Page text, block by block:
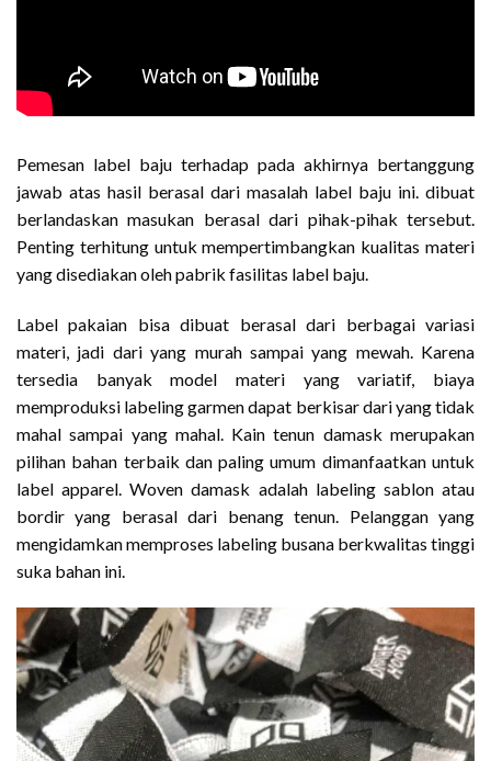
Pemesan label baju terhadap pada akhirnya bertanggung
jawab atas hasil berasal dari masalah label baju ini. dibuat
berlandaskan masukan berasal dari pihak-pihak tersebut.
Penting terhitung untuk mempertimbangkan kualitas materi
yang disediakan oleh pabrik fasilitas label baju.
Label pakaian bisa dibuat berasal dari berbagai variasi
materi, jadi dari yang murah sampai yang mewah. Karena
tersedia banyak model materi yang variatif, biaya
memproduksi labeling garmen dapat berkisar dari yang tidak
mahal sampai yang mahal. Kain tenun damask merupakan
pilihan bahan terbaik dan paling umum dimanfaatkan untuk
label apparel. Woven damask adalah labeling sablon atau
bordir yang berasal dari benang tenun. Pelanggan yang
mengidamkan memproses labeling busana berkwalitas tinggi
suka bahan ini.